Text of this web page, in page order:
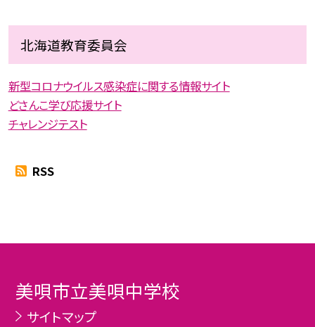
北海道教育委員会
新型コロナウイルス感染症に関する情報サイト
どさんこ学び応援サイト
チャレンジテスト
RSS
美唄市立美唄中学校
サイトマップ